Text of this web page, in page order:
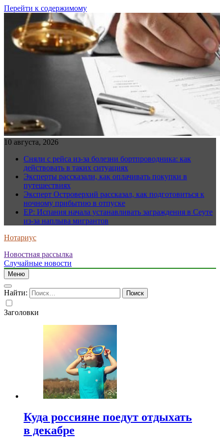
Перейти к содержимому
10 августа, 2026
Сняли с рейса из-за болезни бортпроводника: как
действовать в таких ситуациях
Эксперты рассказали, как оплачивать покупки в
путешествиях
Эксперт Островерхий рассказал, как подготовиться к
ночному прибытию в отпуске
EP: Испания начала устанавливать заграждения в Сеуте
из-за наплыва мигрантов
Нотариус
Новостная рассылка
Случайные новости
Меню
Найти:
Заголовки
Куда россияне поедут отдыхать
в декабре